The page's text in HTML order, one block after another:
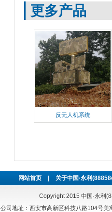
更多产品
反无人机系统
网站首页 关于中国·永利
Copyright 2015 中国·永利
公司地址：西安市高新区科技八路104号